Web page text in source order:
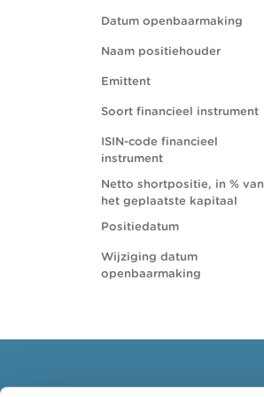
Datum openbaarmaking
Naam positiehouder
Emittent
Soort financieel instrument
ISIN-code financieel
instrument
Netto shortpositie, in % van
het geplaatste kapitaal
Positiedatum
Wijziging datum
openbaarmaking